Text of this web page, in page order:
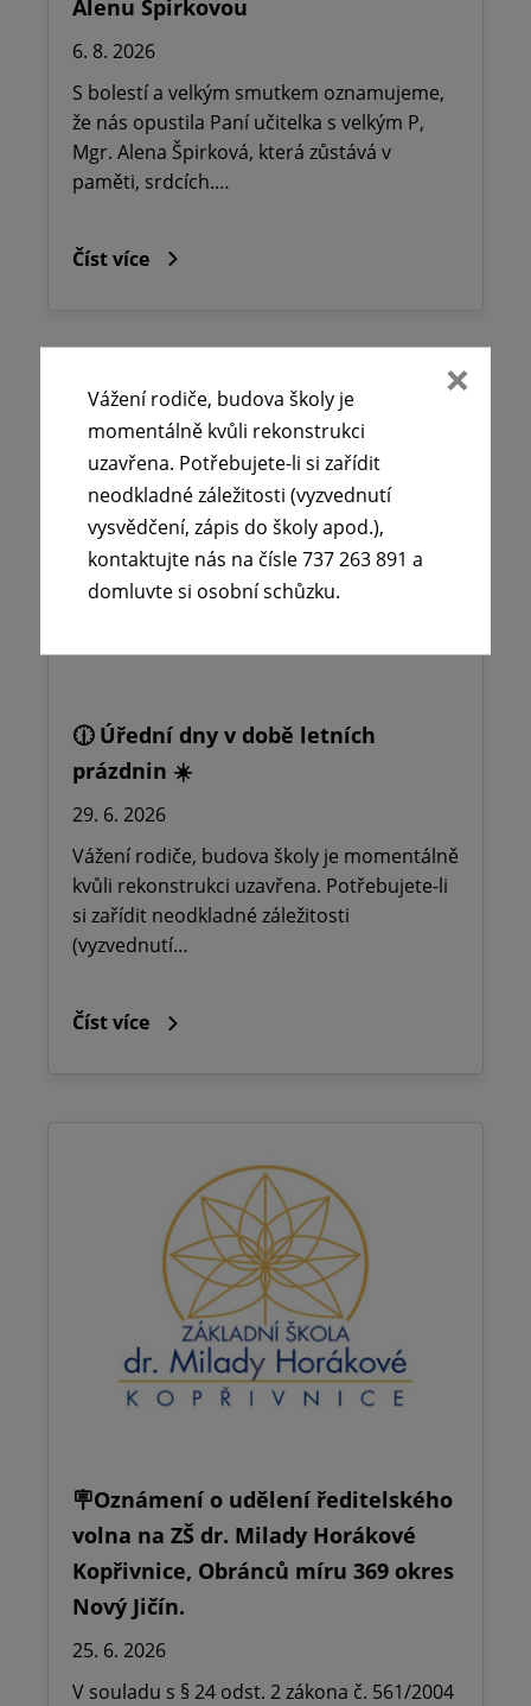
Alenu Špirkovou
6. 8. 2026
S bolestí a velkým smutkem oznamujeme,
že nás opustila Paní učitelka s velkým P,
Mgr. Alena Špirková, která zůstává v
paměti, srdcích.…
Číst více
🕧 Úřední dny v době letních
prázdnin ☀️
29. 6. 2026
Vážení rodiče, budova školy je momentálně
kvůli rekonstrukci uzavřena. Potřebujete-li
si zařídit neodkladné záležitosti
(vyzvednutí…
Číst více
🪧Oznámení o udělení ředitelského
volna na ZŠ dr. Milady Horákové
Kopřivnice, Obránců míru 369 okres
Nový Jičín.
25. 6. 2026
V souladu s § 24 odst. 2 zákona č. 561/2004
Vážení rodiče, budova školy je
momentálně kvůli rekonstrukci
uzavřena. Potřebujete-li si zařídit
neodkladné záležitosti (vyzvednutí
vysvědčení, zápis do školy apod.),
kontaktujte nás na čísle 737 263 891 a
domluvte si osobní schůzku.